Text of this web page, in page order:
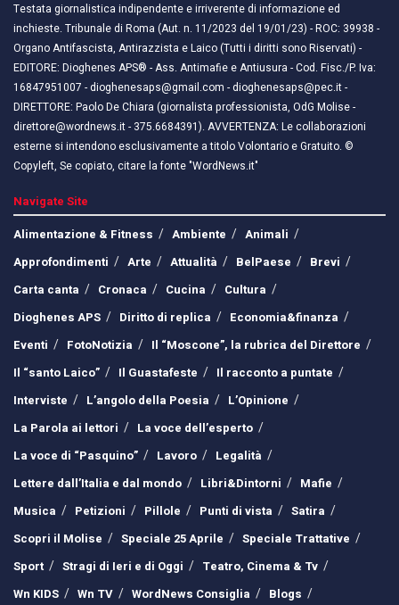
Testata giornalistica indipendente e irriverente di informazione ed
inchieste. Tribunale di Roma (Aut. n. 11/2023 del 19/01/23) - ROC: 39938 -
Organo Antifascista, Antirazzista e Laico (Tutti i diritti sono Riservati) -
EDITORE: Dioghenes APS® - Ass. Antimafie e Antiusura - Cod. Fisc./P. Iva:
16847951007 - dioghenesaps@gmail.com - dioghenesaps@pec.it - ​​
DIRETTORE: Paolo De Chiara (giornalista professionista, OdG Molise -
direttore@wordnews.it - ​​375.6684391). AVVERTENZA: Le collaborazioni
esterne si intendono esclusivamente a titolo Volontario e Gratuito. ©
Copyleft, Se copiato, citare la fonte "WordNews.it"
Navigate Site
Alimentazione & Fitness
Ambiente
Animali
Approfondimenti
Arte Attualità BelPaese
Brevi
Carta canta
Cronaca Cucina
Cultura
Dioghenes APS
Diritto di replica
Economia&finanza
Eventi
FotoNotizia
Il “Moscone”, la rubrica del Direttore
Il “santo Laico”
Il Guastafeste
Il racconto a puntate
Interviste
L’angolo della Poesia
L’Opinione
La Parola ai lettori
La voce dell’esperto
La voce di “Pasquino”
Lavoro
Legalità
Lettere dall’Italia e dal mondo
Libri&Dintorni
Mafie
Musica
Petizioni Pillole Punti di vista
Satira
Scopri il Molise
Speciale 25 Aprile
Speciale Trattative
Sport
Stragi di Ieri e di Oggi
Teatro, Cinema & Tv
Wn KIDS
Wn TV WordNews Consiglia Blogs